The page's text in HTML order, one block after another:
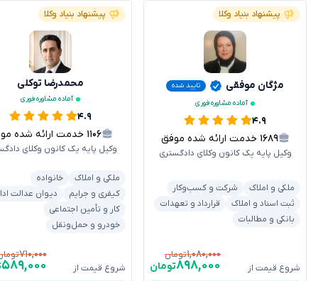
پیشنهاد بنیاد وکلا
مژگان موفقی
تایید شده
آماده مشاوره فوری
۴.۹
۱۶۸۹ خدمت ارائه شده موفق
وکیل پایه یک کانون وکلای دادگستری
ملکی و املاک
شرکت و کسب‌وکار
ثبت اسناد و املاک
قرارداد و تعهدات
بانکی و مطالبات
شروع قیمت از
۱,۰۸۰,۰۰۰تومان
۸۹۸,۰۰۰تومان
پیشنهاد بنیاد وکلا
محمدرضا توکلی
آماده مشاوره فوری
۴.۹
۱۱۰۶ خدمت ارائه شده موفق
وکیل پایه یک کانون وکلای
ملکی و املاک
خانواده
کیفری و جرایم
دیوان عدالت
کار و تأمین اجتماعی
خودرو و حمل‌ونقل
شروع قیمت از
۷۱۰,۰۰۰
۵۸۹,۰۰۰